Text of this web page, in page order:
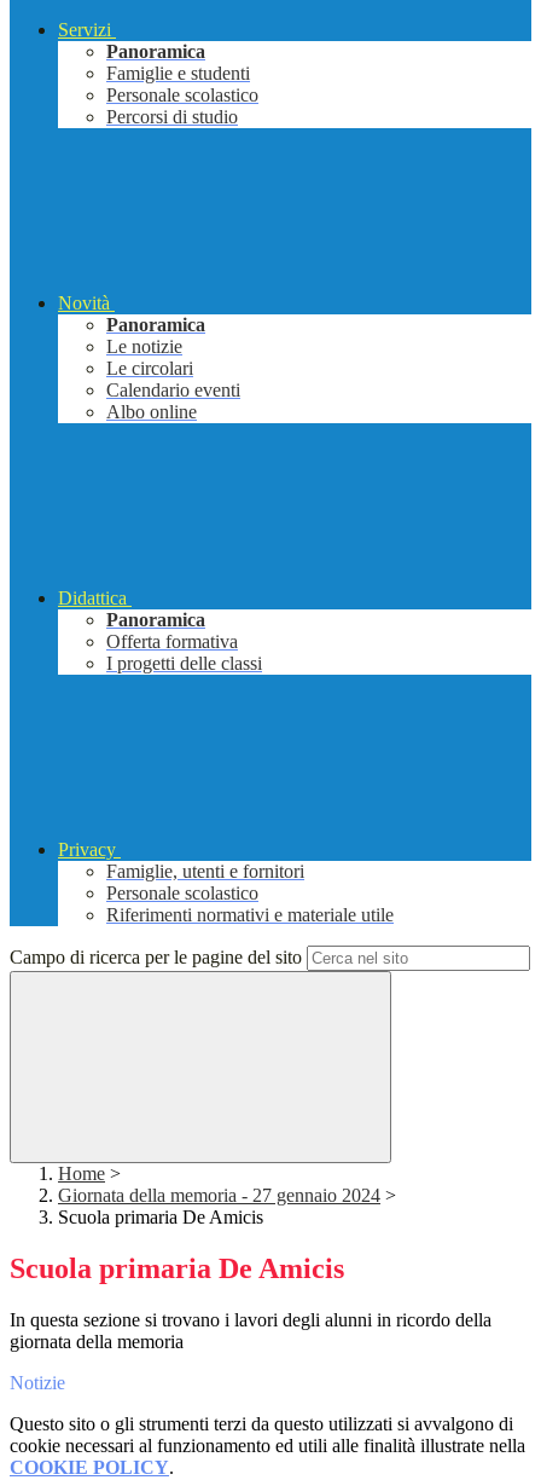
Servizi
Panoramica
Famiglie e studenti
Personale scolastico
Percorsi di studio
Novità
Panoramica
Le notizie
Le circolari
Calendario eventi
Albo online
Didattica
Panoramica
Offerta formativa
I progetti delle classi
Privacy
Famiglie, utenti e fornitori
Personale scolastico
Riferimenti normativi e materiale utile
Campo di ricerca per le pagine del sito
Home >
Giornata della memoria - 27 gennaio 2024 >
Scuola primaria De Amicis
Scuola primaria De Amicis
In questa sezione si trovano i lavori degli alunni in ricordo della
giornata della memoria
Notizie
Questo sito o gli strumenti terzi da questo utilizzati si avvalgono di
cookie necessari al funzionamento ed utili alle finalità illustrate nella
COOKIE POLICY.